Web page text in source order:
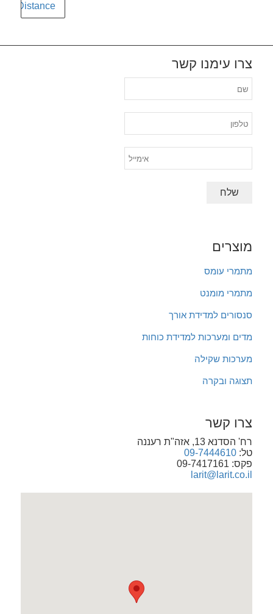
Distance
צרו עימנו קשר
מוצרים
מתמרי עומס
מתמרי מומנט
סנסורים למדידת אורך
מדים ומערכות למדידת כוחות
מערכות שקילה
תצוגה ובקרה
צרו קשר
רח' הסדנא 13, אזה"ת רעננה
טל: 09-7444610
פקס: 09-7417161
larit@larit.co.il